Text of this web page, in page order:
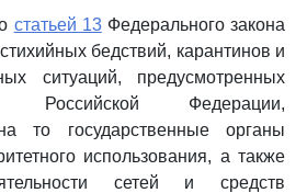
статьей 13Федерального закона
бедствий, карантинов и
ситуаций, предусмотренных
Российской Федерации,
то государственные органы
использования, а также
сетей и средств